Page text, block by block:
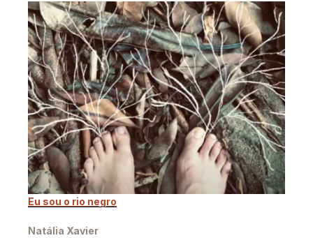
Eu sou o rio negro
Natália Xavier